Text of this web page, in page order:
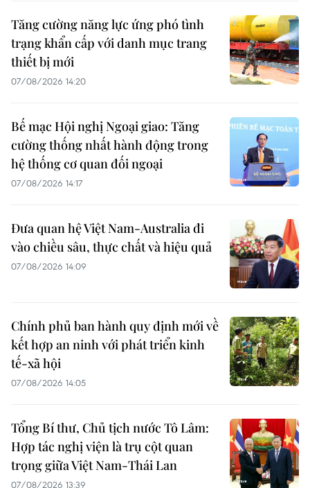
Tăng cường năng lực ứng phó tình
trạng khẩn cấp với danh mục trang
thiết bị mới
07/08/2026 14:20
Bế mạc Hội nghị Ngoại giao: Tăng
cường thống nhất hành động trong
hệ thống cơ quan đối ngoại
07/08/2026 14:17
Đưa quan hệ Việt Nam-Australia đi
vào chiều sâu, thực chất và hiệu quả
07/08/2026 14:09
Chính phủ ban hành quy định mới về
kết hợp an ninh với phát triển kinh
tế-xã hội
07/08/2026 14:05
Tổng Bí thư, Chủ tịch nước Tô Lâm:
Hợp tác nghị viện là trụ cột quan
trọng giữa Việt Nam-Thái Lan
07/08/2026 13:39